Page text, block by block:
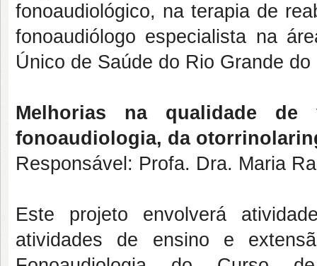
fonoaudiológico, na terapia de
fonoaudiólogo especialista na
Único de Saúde do Rio Grande do
Melhorias na qualidade
fonoaudiologia, da
Responsável: Profa. Dra. Maria
Este projeto envolverá
atividades de ensino e